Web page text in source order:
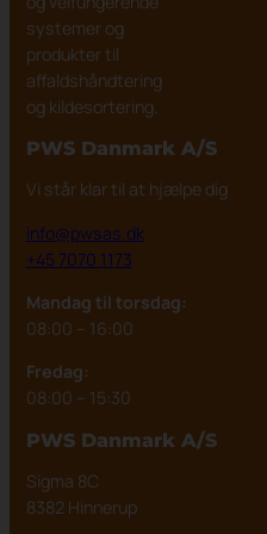
systemer og
produkter til
affaldshåndtering
og kildesortering.
PWS DanmarkA/S
Vi står klar til at hjælpe dig
info@pwsas.dk
+45 7070 1173
Mandag til torsdag:
08:00 – 16:00
Fredag:
08:00 – 15:30
PWS Danmark A/S
Sigma 8C
8382 Hinnerup